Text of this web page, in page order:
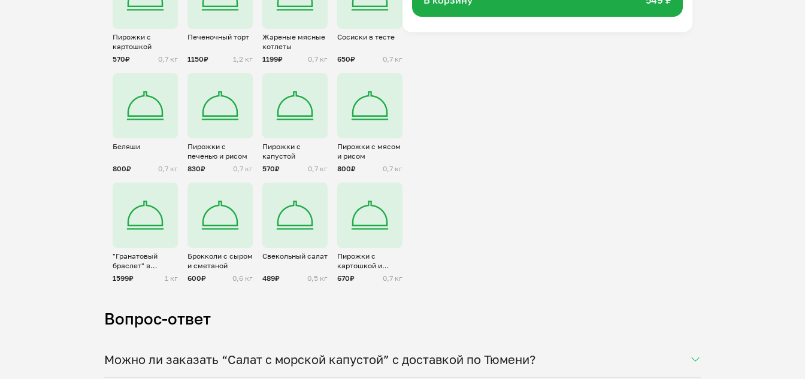
Пирожки с
картошкой
570₽
0,7 кг
Печеночный торт
1150₽ 1,2 кг
Жареные мясные
котлеты
1199₽
0,7 кг
Сосиски в тесте
650₽ 0,7 кг
Беляши
800₽ 0,7 кг
Пирожки с
печенью и рисом
830₽
0,7 кг
Пирожки с
капустой
570₽
0,7 кг
Пирожки с мясом
и рисом
800₽
0,7 кг
"Гранатовый
браслет" в
авторском
1599₽ 1 кг
Брокколи с сыром
и сметаной
600₽
0,6 кг
Свекольный салат
489₽ 0,5 кг
Пирожки с
картошкой и
грибами
670₽ 0,7 кг
Вопрос-ответ
Можно ли заказать “Салат с морской капустой” с доставкой по Тюмени?